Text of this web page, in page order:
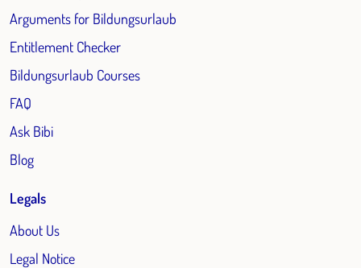
Arguments for Bildungsurlaub
Entitlement Checker
Bildungsurlaub Courses
FAQ
Ask Bibi
Blog
Legals
About Us
Legal Notice